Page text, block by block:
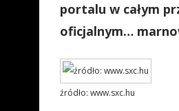
portalu w całym
oficjalnym…
źródło: www.sxc.hu